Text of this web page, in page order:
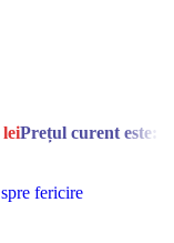
leiPrețul curent este: